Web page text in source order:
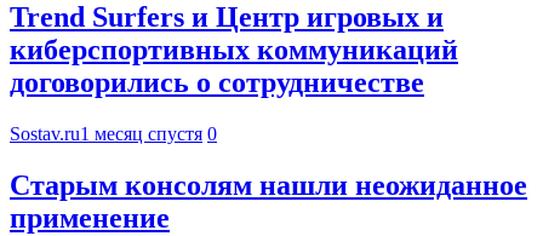
Trend Surfers и Центр игровых и
киберспортивных коммуникаций
договорились о сотрудничестве
Sostav.ru1 месяц спустя 0
Старым консолям нашли неожиданное
применение